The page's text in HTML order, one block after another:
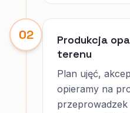
02
Produkcja
terenu
Plan ujęć,
opieramy na